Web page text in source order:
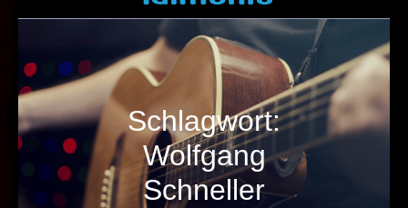
Schlagwort:
Wolfgang
Schneller